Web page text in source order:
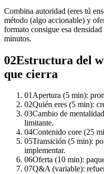
Combina autoridad (eres tú
método (algo accionable) y
formato consigue esa
minutos.
02Estructura del
que cierra
01Apertura (5 min):
02Quién eres (5 min):
03Cambio de
limitante.
04Contenido core (25
05Transición (5 min):
implementar.
06Oferta (10 min):
07Q&A (variable):